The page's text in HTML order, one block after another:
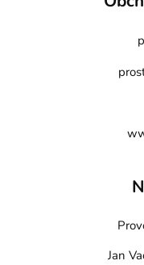
Jan